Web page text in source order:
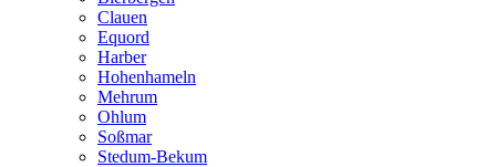
Clauen
Equord
Harber
Hohenhameln
Mehrum
Ohlum
Soßmar
Stedum-Bekum